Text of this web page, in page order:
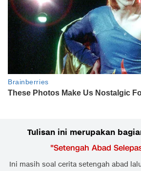
Tulisan ini merupakan
"Setengah Abad
Ini masih soal cerita setengah abad